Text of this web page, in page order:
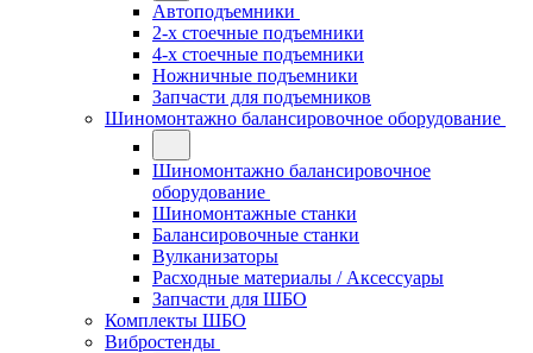
Автоподъемники
2-х стоечные подъемники
4-х стоечные подъемники
Ножничные подъемники
Запчасти для подъемников
Шиномонтажно балансировочное оборудование
Шиномонтажно балансировочное
оборудование
Шиномонтажные станки
Балансировочные станки
Вулканизаторы
Расходные материалы / Аксессуары
Запчасти для ШБО
Комплекты ШБО
Вибростенды